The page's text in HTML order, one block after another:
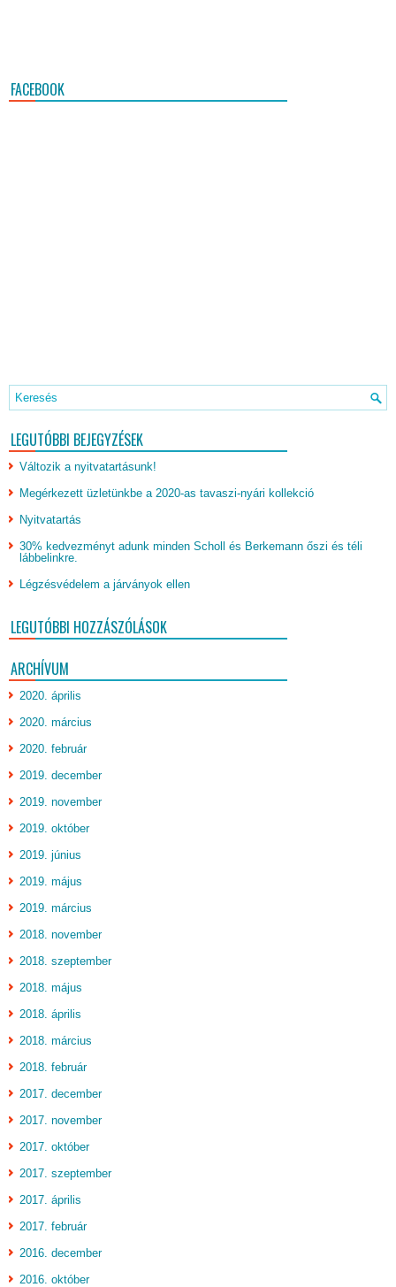
FACEBOOK
LEGUTÓBBI BEJEGYZÉSEK
Változik a nyitvatartásunk!
Megérkezett üzletünkbe a 2020-as tavaszi-nyári kollekció
Nyitvatartás
30% kedvezményt adunk minden Scholl és Berkemann őszi és téli
lábbelinkre.
Légzésvédelem a járványok ellen
LEGUTÓBBI HOZZÁSZÓLÁSOK
ARCHÍVUM
2020. április
2020. március
2020. február
2019. december
2019. november
2019. október
2019. június
2019. május
2019. március
2018. november
2018. szeptember
2018. május
2018. április
2018. március
2018. február
2017. december
2017. november
2017. október
2017. szeptember
2017. április
2017. február
2016. december
2016. október